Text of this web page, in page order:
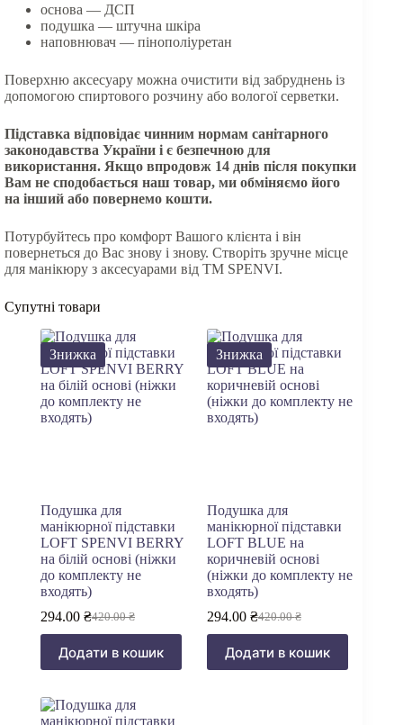
основа — ДСП
подушка — штучна шкіра
наповнювач — пінополіуретан
Поверхню аксесуару можна очистити від забруднень із
допомогою спиртового розчину або вологої серветки.
Підставка відповідає чинним нормам санітарного
законодавства України і є безпечною для
використання. Якщо впродовж 14 днів після покупки
Вам не сподобається наш товар, ми обміняємо його
на інший або повернемо кошти.
Потурбуйтесь про комфорт Вашого клієнта і він
повернеться до Вас знову і знову. Створіть зручне місце
для манікюру з аксесуарами від ТМ SPENVI.
Супутні товари
Знижка
Подушка для
манікюрної підставки
LOFT SPENVI BERRY
на білій основі (ніжки
до комплекту не
входять)
420.00₴
Оригінальна
420.00 ₴.
294.00 ₴Поточна
294.00 ₴.
Додати в кошик
Знижка
Подушка для
манікюрної підставки
LOFT BLUE на
коричневій основі
(ніжки до комплекту не
входять)
420.00₴
Оригінальна
420.00 ₴.
294.00 ₴Поточна
294.00 ₴.
Додати в кошик